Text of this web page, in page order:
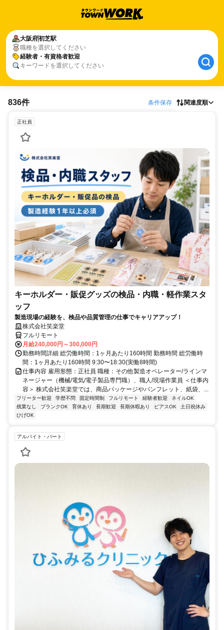
大阪府初芝駅
職種を選択してください
経験者・有資格者歓迎
キーワードを選択してください
836件 条件保存 関連度順
正社員
キーホルダー・販促グッズの検品・内職・軽作業スタ
ッフ
製造現場の経験を、検品や品質管理の仕事でキャリアアップ！
株式会社笑楽堂
フルリモート
月給240,000円～300,000円
勤務時間詳細 総労働時間：1ヶ月あたり160時間 勤務時間 総労働時
間：1ヶ月あたり160時間 9:30〜18:30(実働8時間)
仕事内容 雇用形態：正社員 職種：その他製造オペレーター/ラインマ
ネージャー（機械/電気/電子製品専門職）、職人/現場作業員 ＜仕事内
容＞ 株式会社笑楽堂では、商品パッケージやパンフレット、紙袋、...
フリーター歓迎 学歴不問 固定時間制 フルリモート 経験者歓迎
ネイルOK
残業なし
ブランクOK 育休あり 長期歓迎 長期休暇あり ピアスOK
土日祝休み
ひげOK
アルバイト・パート